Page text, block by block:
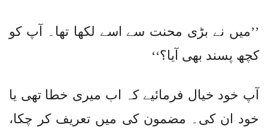
’’میں نے بڑی محنت سے اسے لکھا تھا۔ آپ کو
کچھ پسند بھی آیا؟‘‘
آپ خود خیال فرمائیے کہ اب میری خطا تھی یا
خود ان کی۔ مضمون کی میں تعریف کر چکا،